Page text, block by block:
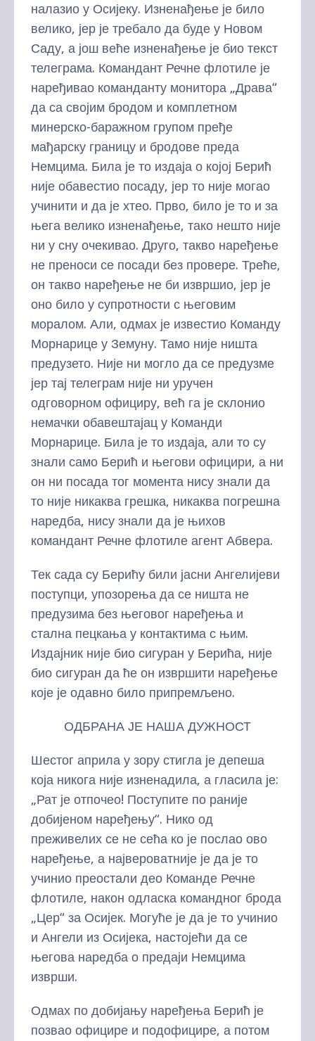
налазио у Осијеку. Изненађење је било
велико, јер је требало да буде у Новом
Саду, а још веће изненађење је био текст
телеграма. Командант Речне флотиле је
наређивао команданту монитора „Драва“
да са својим бродом и комплетном
минерско-баражном групом пређе
мађарску границу и бродове преда
Немцима. Била је то издаја о којој Берић
није обавестио посаду, јер то није могао
учинити и да је хтео. Прво, било је то и за
њега велико изненађење, тако нешто није
ни у сну очекивао. Друго, такво наређење
не преноси се посади без провере. Треће,
он такво наређење не би извршио, јер је
оно било у супротности с његовим
моралом. Али, одмах је известио Команду
Морнарице у Земуну. Тамо није ништа
предузето. Није ни могло да се предузме
јер тај телеграм није ни уручен
одговорном официру, већ га је склонио
немачки обавештајац у Команди
Морнарице. Била је то издаја, али то су
знали само Берић и његови официри, а ни
он ни посада тог момента нису знали да
то није никаква грешка, никаква погрешна
наредба, нису знали да је њихов
командант Речне флотиле агент Абвера.
Тек сада су Берићу били јасни Ангелијеви
поступци, упозорења да се ништа не
предузима без његовог наређења и
стална пецкања у контактима с њим.
Издајник није био сигуран у Берића, није
био сигуран да ће он извршити наређење
које је одавно било припремљено.
ОДБРАНА ЈЕ НАША ДУЖНОСТ
Шестог априла у зору стигла је депеша
која никога није изненадила, а гласила је:
„Рат је отпочео! Поступите по раније
добијеном наређењу“. Нико од
преживелих се не сећа ко је послао ово
наређење, а највероватније је да је то
учинио преостали део Команде Речне
флотиле, након одласка командног брода
„Цер“ за Осијек. Могуће је да је то учинио
и Ангели из Осијека, настојећи да се
његова наредба о предаји Немцима
изврши.
Одмах по добијању наређења Берић је
позвао официре и подофицире, а потом